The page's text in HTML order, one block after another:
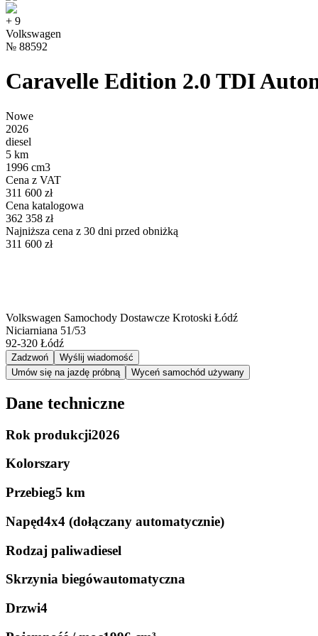
+ 9
Volkswagen
№ 88592
Caravelle Edition 2.0 TDI
Nowe
2026
diesel
5 km
1996 cm3
Cena z VAT
311 600 zł
Cena katalogowa
362 358 zł
Najniższa cena z 30 dni przed obniżką
311 600 zł
Volkswagen Samochody Dostawcze Krotoski Łódź
Niciarniana 51/53
92-320 Łódź
Zadzwoń
Wyślij wiadomość
Umów się na jazdę próbną
Wyceń samochód używany
Dane techniczne
Rok produkcji2026
Kolorszary
Przebieg5 km
Napęd4x4 (dołączany automatycznie)
Rodzaj paliwadiesel
Skrzynia biegówautomatyczna
Drzwi4